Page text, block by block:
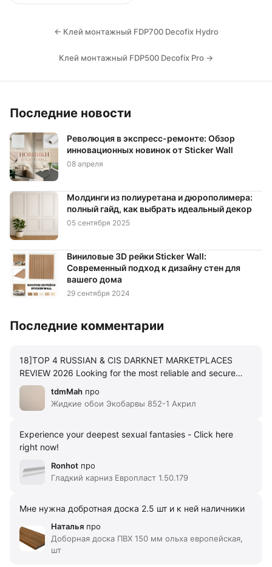
← Клей монтажный FDP700 Decofix Hydro
Клей монтажный FDP500 Decofix Pro →
Последние новости
Революция в экспресс-ремонте: Обзор
инновационных новинок от Sticker Wall
08 апреля
Молдинги из полиуретана и дюрополимера:
полный гайд, как выбрать идеальный декор
05 сентября 2025
Виниловые 3D рейки Sticker Wall:
Современный подход к дизайну стен для
вашего дома
29 сентября 2024
Последние комментарии
18]TOP 4 RUSSIAN & CIS DARKNET MARKETPLACES
REVIEW 2026 Looking for the most reliable and secure
Russian-speaking darknet marketplaces in 2026? Here's
our comprehensive review of the top 4 platforms that
dominate the underground market scene in Russia,
#2 BLACKSPRUT MARKET Rating: 9.5/10 BlackSprut has
rapidly gained popularity due to its lightning-fast
transactions and excellent vendor vetting process. Known
for its Russian-speaking community, but fully multilingual.
vendor verification system ]Bitcoin (BTC) with maximum
privacy ]Automatic dispute resolution ]Mobile-friendly
design ]No transaction limits Cons: ]Smaller product
selection than Kraken ]Interface can be overwhelming for
tdmMah про
Жидкие обои Экобарвы 852-1 Акрил
Experience your deepest sexual fantasies - Click here
right now!
Ronhot про
Гладкий карниз Европласт 1.50.179
Мне нужна добротная доска 2.5 шт и к ней наличники
Наталья про
Доборная доска ПВХ 150 мм ольха европейская,
шт